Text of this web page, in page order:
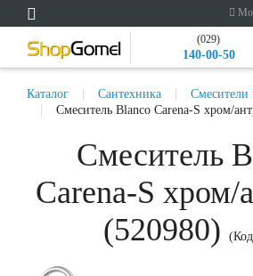
(029)
140-00-50
Каталог Сантехника
Смеситель Blanco Carena-S хром/
Смеситель
Carena-S хром/
(520980)